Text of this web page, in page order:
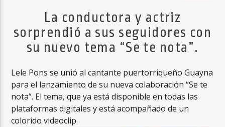
La conductora y actriz
sorprendió a sus seguidores con
su nuevo tema “Se te nota”.
Lele Pons se unió al cantante puertorriqueño Guayna
para el lanzamiento de su nueva colaboración “Se te
nota”. El tema, que ya está disponible en todas las
plataformas digitales y está acompañado de un
colorido videoclip.